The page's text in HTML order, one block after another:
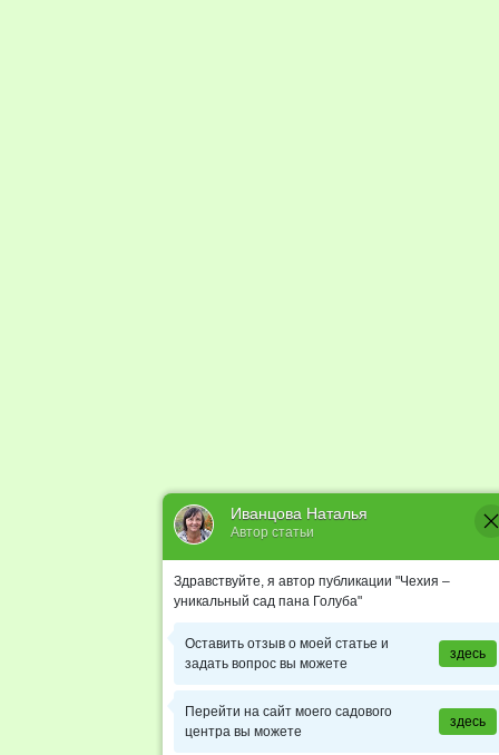
Иванцова Наталья
Автор статьи
Здравствуйте, я автор публикации "Чехия –
уникальный сад пана Голуба"
Оставить отзыв о моей статье и
задать вопрос вы можете
здесь
Перейти на сайт моего садового
центра вы можете
здесь